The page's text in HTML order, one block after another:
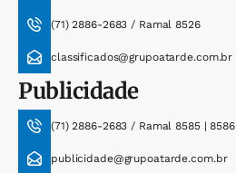
(71) 2886-2683 / Ramal 8526
classificados@grupoatarde.com.br
Publicidade
(71) 2886-2683 / Ramal 8585 | 8586
publicidade@grupoatarde.com.br